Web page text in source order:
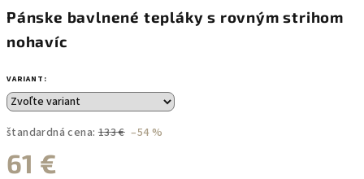
Pánske bavlnené tepláky s rovným strihom
nohavíc
VARIANT:
štandardná cena: 133 € –54 %
61 €